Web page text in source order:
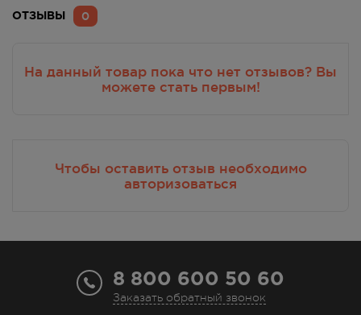
0
ОТЗЫВЫ
Чтобы оставить отзыв необходимо
авторизоваться
На данный товар пока что нет отзывов? Вы
можете стать первым!
8 800 600 50 60
Заказать обратный звонок